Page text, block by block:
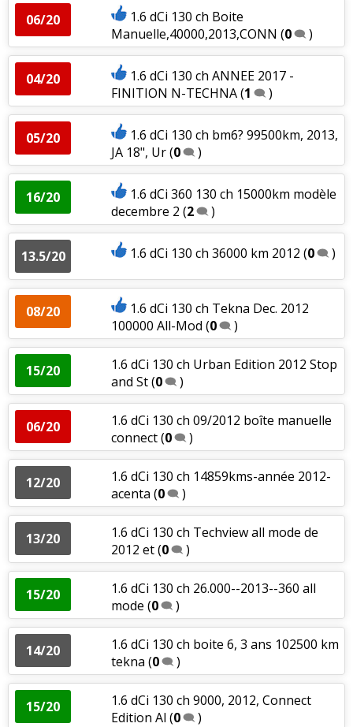
06/20
1.6 dCi 130 ch Boite
Manuelle,40000,2013,CONN (0 )
04/20
1.6 dCi 130 ch ANNEE 2017 -
FINITION N-TECHNA(1 )
05/20
1.6 dCi 130 ch bm6? 99500km, 2013,
JA 18", Ur(0 )
16/20
1.6 dCi 360 130 ch 15000km modèle
decembre 2 (2 )
13.5/20 1.6 dCi 130 ch 36000 km 2012 (0 )
08/20
1.6 dCi 130 ch Tekna Dec. 2012
100000 All-Mod (0 )
15/20
1.6 dCi 130 ch Urban Edition 2012 Stop
and St(0 )
06/20
1.6 dCi 130 ch 09/2012 boîte manuelle
connect(0 )
12/20
1.6 dCi 130 ch 14859kms-année 2012-
acenta (0 )
13/20
1.6 dCi 130 ch Techview all mode de
2012 et(0 )
15/20
1.6 dCi 130 ch 26.000--2013--360 all
mode (0 )
14/20
1.6 dCi 130 ch boite 6, 3 ans 102500 km
tekna (0 )
15/20
1.6 dCi 130 ch 9000, 2012, Connect
Edition Al (0 )